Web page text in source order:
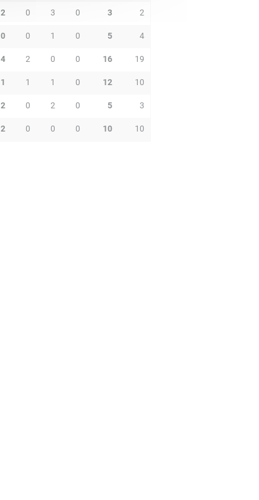
2 0 3 0 3 2
0 0 1 0 5 4
4 2 0 0 16 19
1 1 1 0 12 10
2 0 2 0 5 3
2 0 0 0 10 10